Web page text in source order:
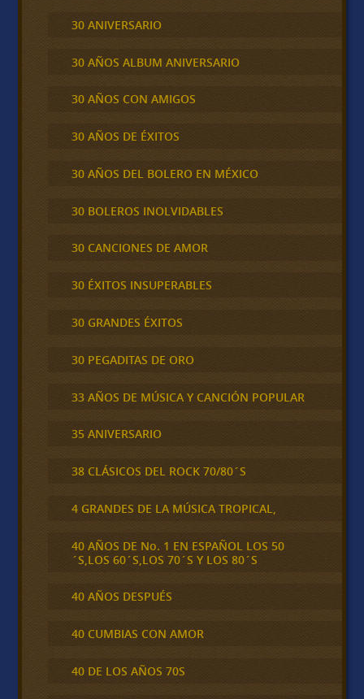
30 ANIVERSARIO
30 AÑOS ALBUM ANIVERSARIO
30 AÑOS CON AMIGOS
30 AÑOS DE ÉXITOS
30 AÑOS DEL BOLERO EN MÉXICO
30 BOLEROS INOLVIDABLES
30 CANCIONES DE AMOR
30 ÉXITOS INSUPERABLES
30 GRANDES ÉXITOS
30 PEGADITAS DE ORO
33 AÑOS DE MÚSICA Y CANCIÓN POPULAR
35 ANIVERSARIO
38 CLÁSICOS DEL ROCK 70/80´S
4 GRANDES DE LA MÚSICA TROPICAL,
40 AÑOS DE No. 1 EN ESPAÑOL LOS 50
´S,LOS 60´S,LOS 70´S Y LOS 80´S
40 AÑOS DESPUÉS
40 CUMBIAS CON AMOR
40 DE LOS AÑOS 70S